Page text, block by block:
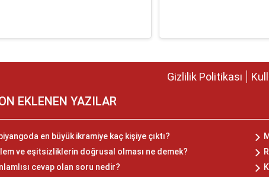
Gizlilik Politikası
EKLENEN YAZILAR
en büyük ikramiye kaç kişiye çıktı?
ve eşitsizliklerin doğrusal olması ne demek?
cevap olan soru nedir?